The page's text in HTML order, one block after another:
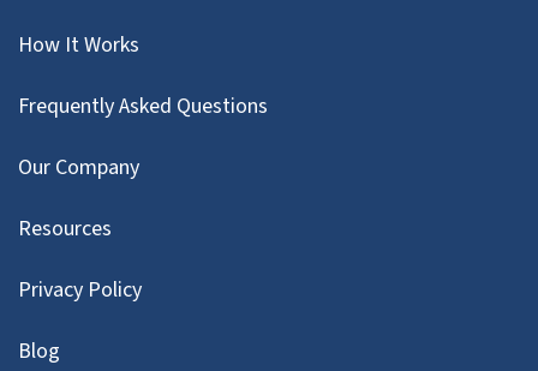
How It Works
Frequently Asked Questions
Our Company
Resources
Privacy Policy
Blog